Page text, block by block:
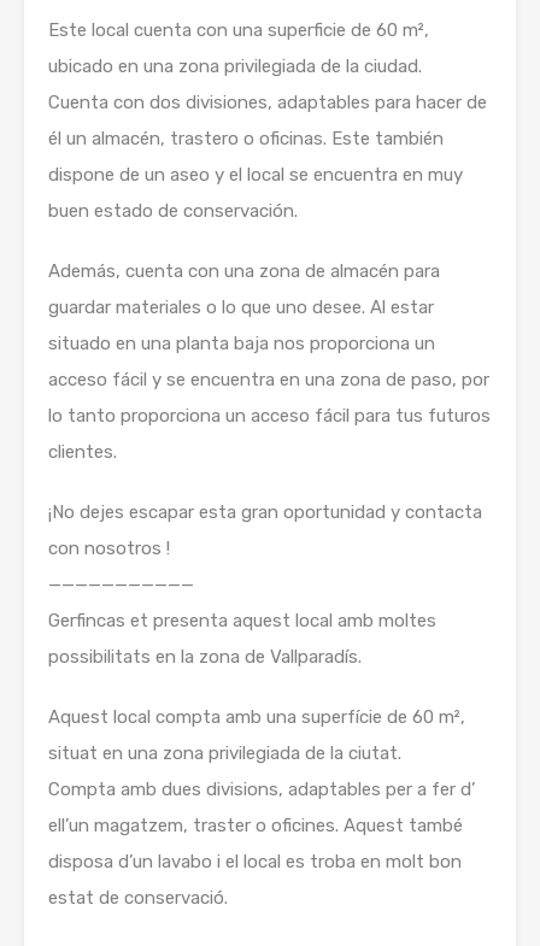
Este local cuenta con una superficie de 60 m²,
ubicado en una zona privilegiada de la ciudad.
Cuenta con dos divisiones, adaptables para hacer de
él un almacén, trastero o oficinas. Este también
dispone de un aseo y el local se encuentra en muy
buen estado de conservación.
Además, cuenta con una zona de almacén para
guardar materiales o lo que uno desee. Al estar
situado en una planta baja nos proporciona un
acceso fácil y se encuentra en una zona de paso, por
lo tanto proporciona un acceso fácil para tus futuros
clientes.
¡No dejes escapar esta gran oportunidad y contacta
con nosotros !
———————————
Gerfincas et presenta aquest local amb moltes
possibilitats en la zona de Vallparadís.
Aquest local compta amb una superfície de 60 m²,
situat en una zona privilegiada de la ciutat.
Compta amb dues divisions, adaptables per a fer d’
ell’un magatzem, traster o oficines. Aquest també
disposa d’un lavabo i el local es troba en molt bon
estat de conservació.